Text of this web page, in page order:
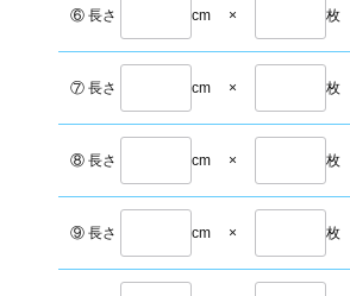
⑥ 長さ cm × 枚
⑦ 長さ cm × 枚
⑧ 長さ cm × 枚
⑨ 長さ cm × 枚